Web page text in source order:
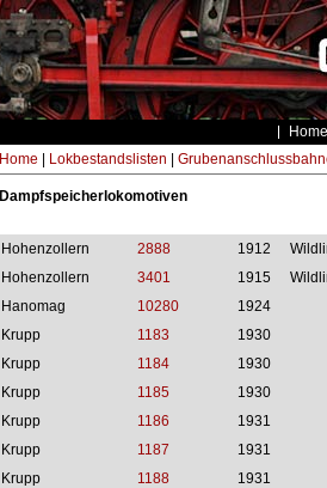
Home
Home Lokbestandslisten
Dampfspeicherlokomotiven
Hohenzollern 2888 1912
Hohenzollern
3401 1915
Hanomag
10280 1924
Krupp
1183 1930
Krupp
1184 1930
Krupp
1185 1930
Krupp
1186 1931
Krupp
1187 1931
Krupp
1188 1931